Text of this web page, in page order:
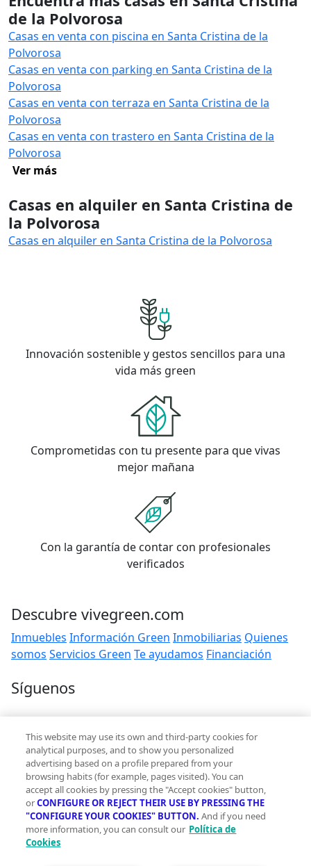
de la Polvorosa
Casas en venta con piscina en Santa Cristina de la
Polvorosa
Casas en venta con parking en Santa Cristina de la
Polvorosa
Casas en venta con terraza en Santa Cristina de la
Polvorosa
Casas en venta con trastero en Santa Cristina de la
Polvorosa
Ver más
Casas en alquiler en Santa Cristina de
la Polvorosa
Casas en alquiler en Santa Cristina de la Polvorosa
Innovación sostenible y gestos sencillos para una
vida más green
Comprometidas con tu presente para que vivas
mejor mañana
Con la garantía de contar con profesionales
verificados
Descubre vivegreen.com
Inmuebles Información Green Inmobiliarias Quienes
somos Servicios Green Te ayudamos Financiación
Síguenos
Contacto
hola@vivegreen.com
Aviso Legal
Condiciones de uso
This website may use its own and third-party cookies for
analytical purposes, and to show you personalized
advertising based on a profile prepared from your
browsing habits (for example, pages visited). You can
accept all cookies by pressing the "Accept cookies" button,
orCONFIGURE OR REJECT THEIR USE BY PRESSING THE
"CONFIGURE YOUR COOKIES" BUTTON. And if you need
more information, you can consult our Política de
Cookies